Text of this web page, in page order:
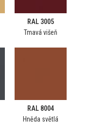
RAL 3005
Tmavá višeň
RAL 8004
Hněda světlá